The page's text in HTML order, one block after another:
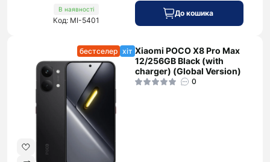
В наявності
Код: MI-5401
До кошика
бестселер хіт Xiaomi POCO X8 Pro Max
12/256GB Black (with
charger) (Global Version)
0